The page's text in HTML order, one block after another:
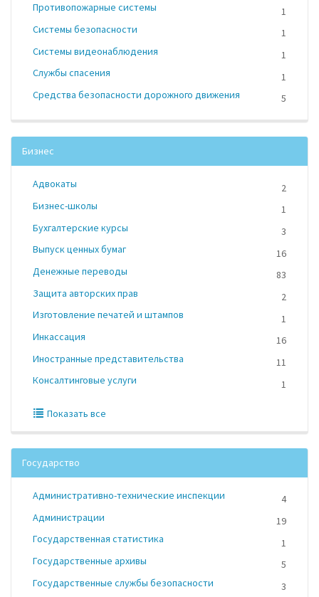
Противопожарные системы
1
Системы безопасности
1
Системы видеонаблюдения
1
Службы спасения
1
Средства безопасности дорожного движения
5
Бизнес
Адвокаты
2
Бизнес-школы
1
Бухгалтерские курсы
3
Выпуск ценных бумаг
16
Денежные переводы
83
Защита авторских прав
2
Изготовление печатей и штампов
1
Инкассация
16
Иностранные представительства
11
Консалтинговые услуги
1
Показать все
Государство
Административно-технические инспекции
4
Администрации
19
Государственная статистика
1
Государственные архивы
5
Государственные службы безопасности
3